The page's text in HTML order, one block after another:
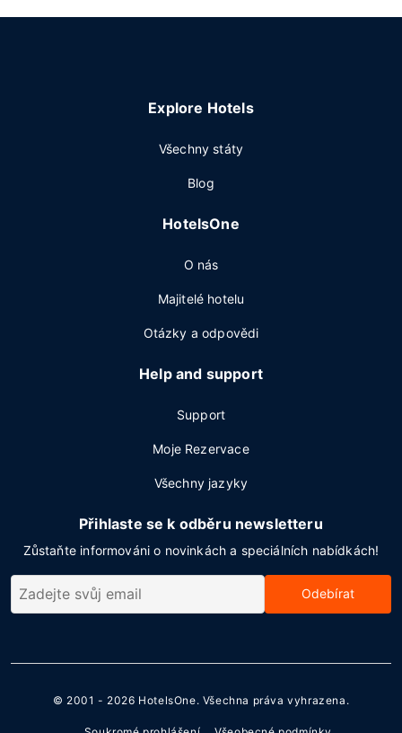
Explore Hotels
Všechny státy
Blog
HotelsOne
O nás
Majitelé hotelu
Otázky a odpovědi
Help and support
Support
Moje Rezervace
Všechny jazyky
Přihlaste se k odběru newsletteru
Zůstaňte informováni o novinkách a speciálních nabídkách!
Odebírat
© 2001 - 2026 HotelsOne. Všechna práva vyhrazena.